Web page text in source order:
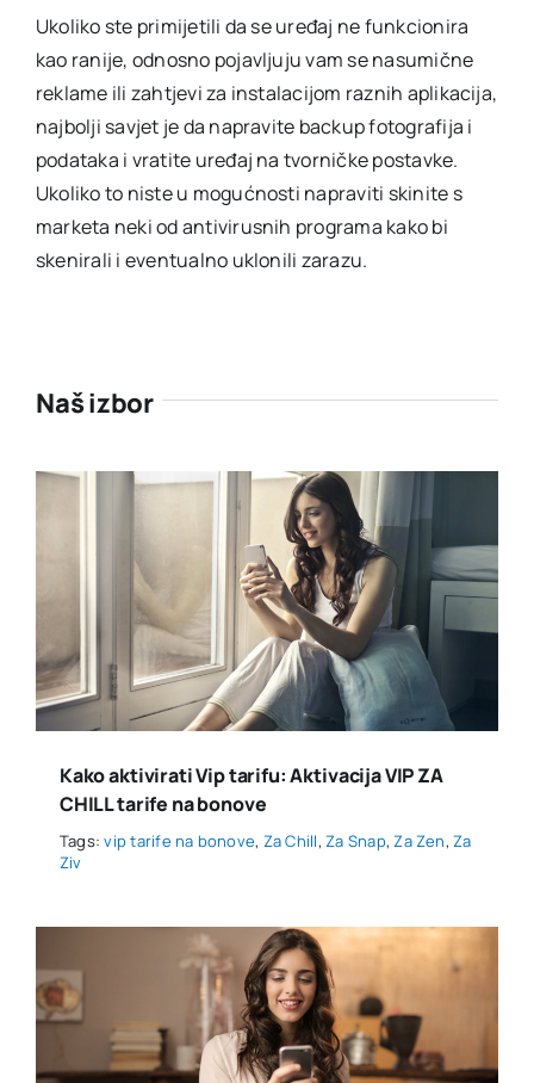
Ukoliko ste primijetili da se uređaj ne funkcionira
kao ranije, odnosno pojavljuju vam se nasumične
reklame ili zahtjevi za instalacijom raznih aplikacija,
najbolji savjet je da napravite backup fotografija i
podataka i vratite uređaj na tvorničke postavke.
Ukoliko to niste u mogućnosti napraviti skinite s
marketa neki od antivirusnih programa kako bi
skenirali i eventualno uklonili zarazu.
Naš izbor
Kako aktivirati Vip tarifu: Aktivacija VIP ZA
CHILL tarife na bonove
Tags:vip tarife na bonove, Za Chill,Za Snap,Za Zen,Za
Ziv